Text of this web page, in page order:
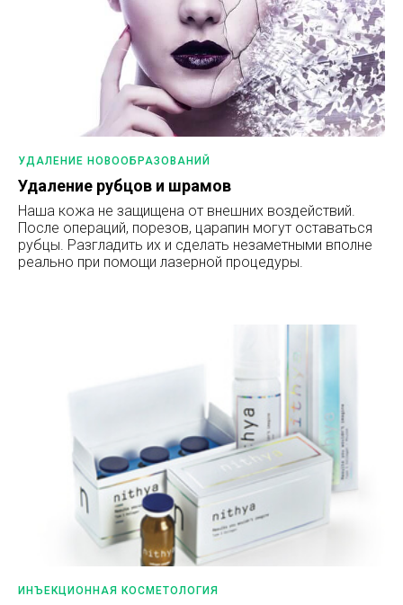
УДАЛЕНИЕ НОВООБРАЗОВАНИЙ
Удаление рубцов и шрамов
Наша кожа не защищена от внешних воздействий.
После операций, порезов, царапин могут оставаться
рубцы. Разгладить их и сделать незаметными вполне
реально при помощи лазерной процедуры.
ИНЪЕКЦИОННАЯ КОСМЕТОЛОГИЯ